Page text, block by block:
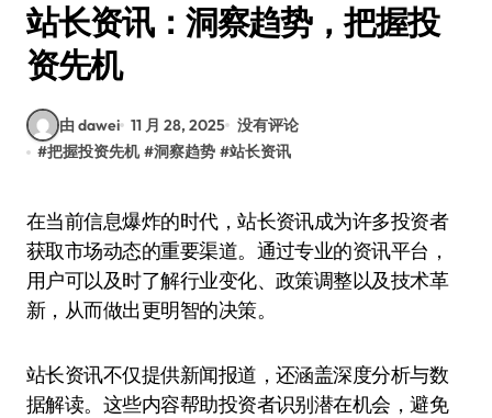
站长资讯：洞察趋势，把握投
资先机
由 dawei 11 月 28, 2025 没有评论
#把握投资先机 #洞察趋势 #站长资讯
在当前信息爆炸的时代，站长资讯成为许多投资者
获取市场动态的重要渠道。通过专业的资讯平台，
用户可以及时了解行业变化、政策调整以及技术革
新，从而做出更明智的决策。
站长资讯不仅提供新闻报道，还涵盖深度分析与数
据解读。这些内容帮助投资者识别潜在机会，避免